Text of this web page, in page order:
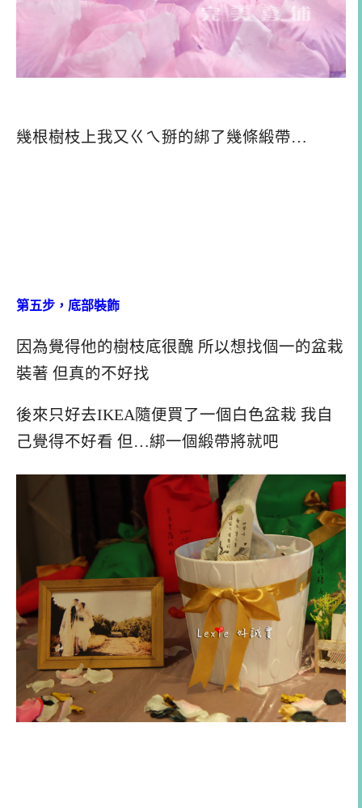
幾根樹枝上我又ㄍㄟ掰的綁了幾條緞帶…
第五步，底部裝飾
因為覺得他的樹枝底很醜 所以想找個一的盆栽
裝著 但真的不好找
後來只好去IKEA隨便買了一個白色盆栽 我自
己覺得不好看 但…綁一個緞帶將就吧